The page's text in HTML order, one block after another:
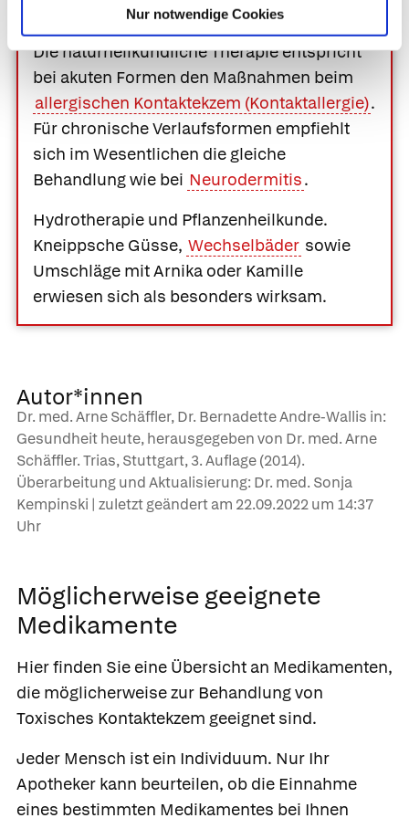
Nur notwendige Cookies
Komplementärmedizin
Die naturheilkundliche Therapie entspricht
bei akuten Formen den Maßnahmen beim
allergischen Kontaktekzem (Kontaktallergie).
Für chronische Verlaufsformen empfiehlt
sich im Wesentlichen die gleiche
Behandlung wie bei Neurodermitis.
Hydrotherapie und Pflanzenheilkunde.
Kneippsche Güsse, Wechselbäder sowie
Umschläge mitArnika oder Kamille
erwiesen sich als besonders wirksam.
Autor*innen
Dr. med. Arne Schäffler, Dr. Bernadette Andre-Wallis in:
Gesundheit heute, herausgegeben von Dr. med. Arne
Schäffler. Trias, Stuttgart, 3. Auflage (2014).
Überarbeitung und Aktualisierung: Dr. med. Sonja
Kempinski | zuletzt geändert am 22.09.2022um 14:37
Uhr
Möglicherweise geeignete
Medikamente
Hier finden Sie eine Übersicht an Medikamenten,
die möglicherweise zur Behandlung von
Toxisches Kontaktekzem geeignet sind.
Jeder Mensch ist ein Individuum. Nur Ihr
Apotheker kann beurteilen, ob die Einnahme
eines bestimmten Medikamentes bei Ihnen